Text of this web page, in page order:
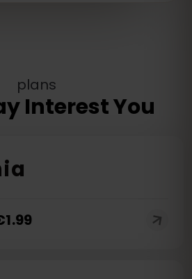
plans
Interest You
1.99